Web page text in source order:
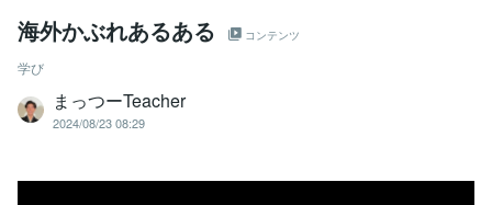
海外かぶれあるある コンテンツ
学び
まっつーTeacher
2024/08/23 08:29